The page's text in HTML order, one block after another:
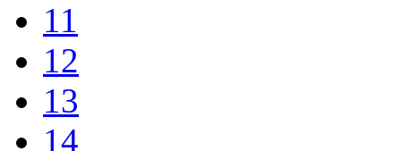
11
12
13
14